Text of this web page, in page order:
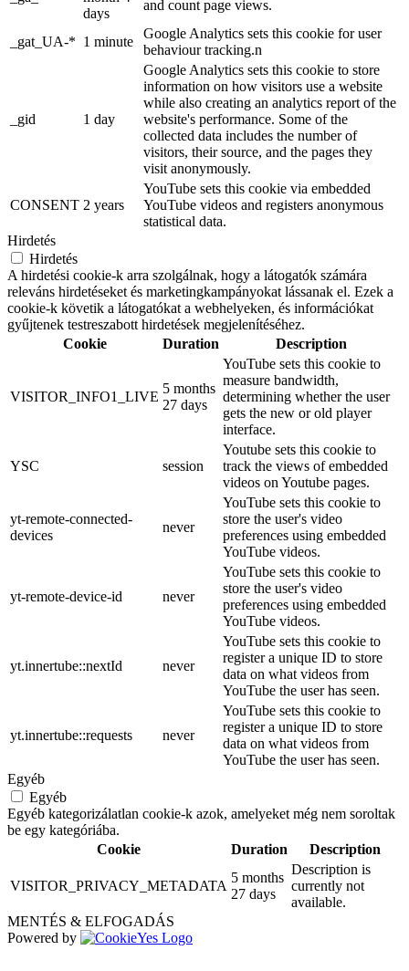
days
and count page views.
_gat_UA-* 1 minute
Google Analytics sets this cookie for user
behaviour tracking.n
_gid 1 day
Google Analytics sets this cookie to store
information on how visitors use a website
while also creating an analytics report of the
website's performance. Some of the
collected data includes the number of
visitors, their source, and the pages they
visit anonymously.
CONSENT 2 years
YouTube sets this cookie via embedded
YouTube videos and registers anonymous
statistical data.
Hirdetés
Hirdetés
A hirdetési cookie-k arra szolgálnak, hogy a látogatók számára
releváns hirdetéseket és marketingkampányokat lássanak el. Ezek a
cookie-k követik a látogatókat a webhelyeken, és információkat
gyűjtenek testreszabott hirdetések megjelenítéséhez.
Cookie
Duration Description
VISITOR_INFO1_LIVE
5 months
27 days
YouTube sets this cookie to
measure bandwidth,
determining whether the user
gets the new or old player
interface.
YSC session
Youtube sets this cookie to
track the views of embedded
videos on Youtube pages.
yt-remote-connected-
devices
never
YouTube sets this cookie to
store the user's video
preferences using embedded
YouTube videos.
yt-remote-device-id never
YouTube sets this cookie to
store the user's video
preferences using embedded
YouTube videos.
yt.innertube::nextId never
YouTube sets this cookie to
register a unique ID to store
data on what videos from
YouTube the user has seen.
yt.innertube::requests never
YouTube sets this cookie to
register a unique ID to store
data on what videos from
YouTube the user has seen.
Egyéb
Egyéb
Egyéb kategorizálatlan cookie-k azok, amelyeket még nem soroltak
be egy kategóriába.
Cookie
Duration Description
VISITOR_PRIVACY_METADATA
5 months
27 days
Description is
currently not
available.
MENTÉS & ELFOGADÁS
Powered by